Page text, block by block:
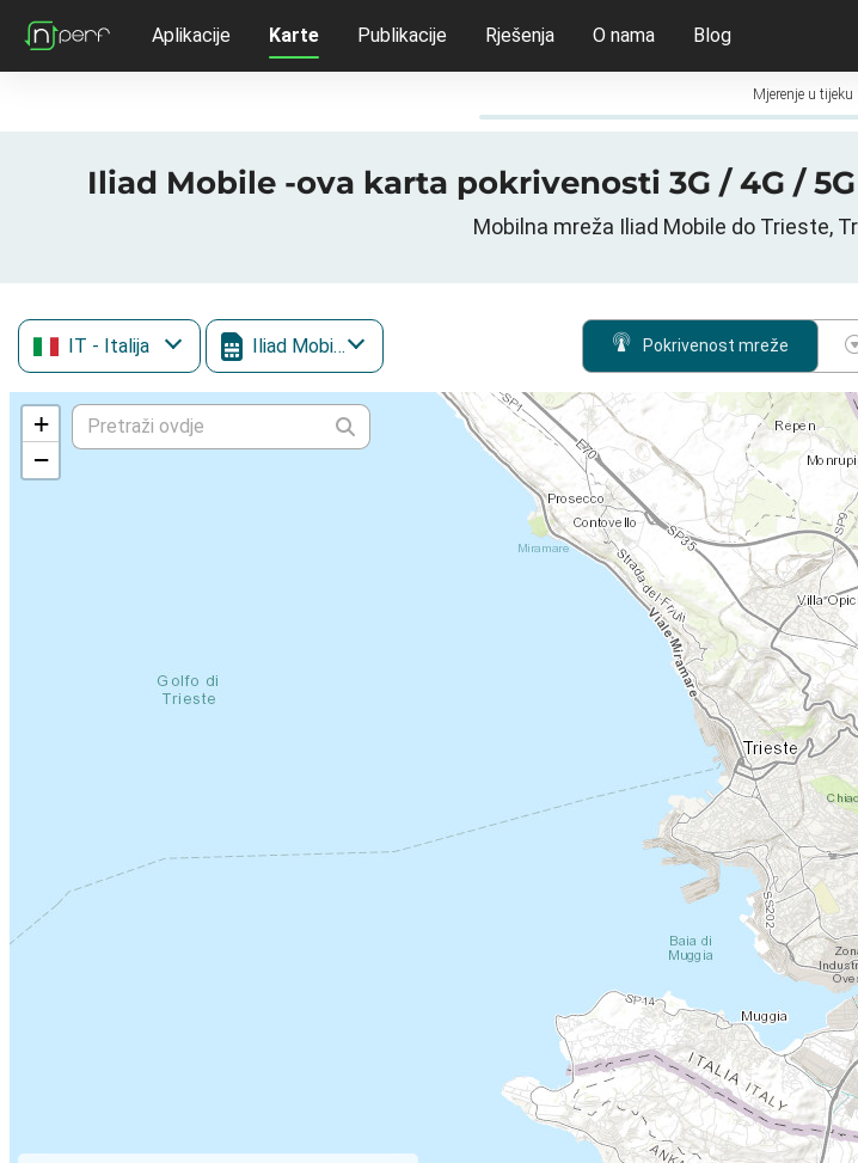
Aplikacije Karte Publikacije Rješenja O nama Blog
Mjerenje u tijeku
Iliad Mobile -ova karta pokrivenosti 3G / 4G /
Mobilna mreža Iliad Mobile do Trieste,
IT - Italija Iliad Mobile Pokrivenost mreže
+
−